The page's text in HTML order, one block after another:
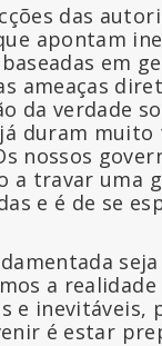
das
apontam
em
ameaças
da verdade
duram
nossos
a travar uma
e é de se
a
e
é estar